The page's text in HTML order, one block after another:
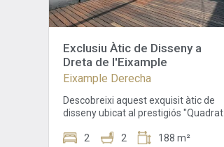
Exclusiu Àtic de Disseny a
Dreta de l'Eixample
Eixample Derecha
Descobreixi aquest exquisit àtic de
disseny ubicat al prestigiós "Quadrat
Girona. Situat en un edifici històric de
2 2 188 m²